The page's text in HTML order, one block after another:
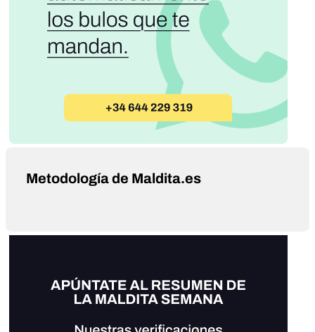
Metodología de Maldita.es